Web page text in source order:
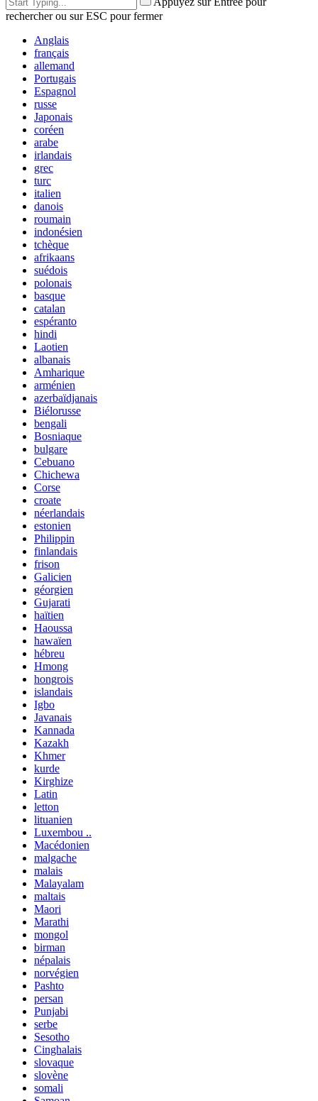
rechercher ou sur ESC pour fermer
Anglais
français
allemand
Portugais
Espagnol
russe
Japonais
coréen
arabe
irlandais
grec
turc
italien
danois
roumain
indonésien
tchèque
afrikaans
suédois
polonais
basque
catalan
espéranto
hindi
Laotien
albanais
Amharique
arménien
azerbaïdjanais
Biélorusse
bengali
Bosniaque
bulgare
Cebuano
Chichewa
Corse
croate
néerlandais
estonien
Philippin
finlandais
frison
Galicien
géorgien
Gujarati
haïtien
Haoussa
hawaïen
hébreu
Hmong
hongrois
islandais
Igbo
Javanais
Kannada
Kazakh
Khmer
kurde
Kirghize
Latin
letton
lituanien
Luxembou ..
Macédonien
malgache
malais
Malayalam
maltais
Maori
Marathi
mongol
birman
népalais
norvégien
Pashto
persan
Punjabi
serbe
Sesotho
Cinghalais
slovaque
slovène
somali